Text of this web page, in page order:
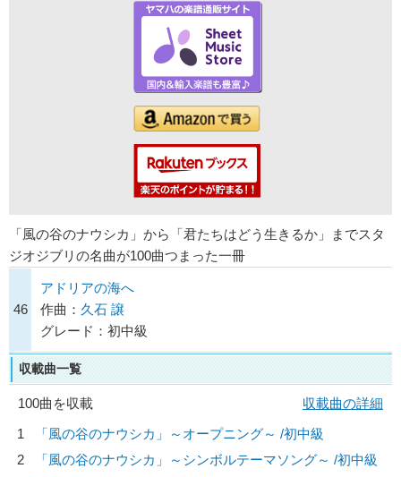
「風の谷のナウシカ」から「君たちはどう生きるか」までスタ
ジオジブリの名曲が100曲つまった一冊
46
アドリアの海へ
作曲： 久石 譲
グレード：初中級
収載曲一覧
100曲を収載
収載曲の詳細
1
「風の谷のナウシカ」～オープニング～ /初中級
2
「風の谷のナウシカ」～シンボルテーマソング～ /初中級